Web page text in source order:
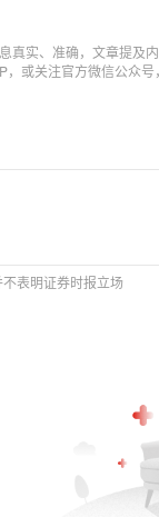
真实、准确，文章提及
，或关注官方微信公众
表明证券时报立场